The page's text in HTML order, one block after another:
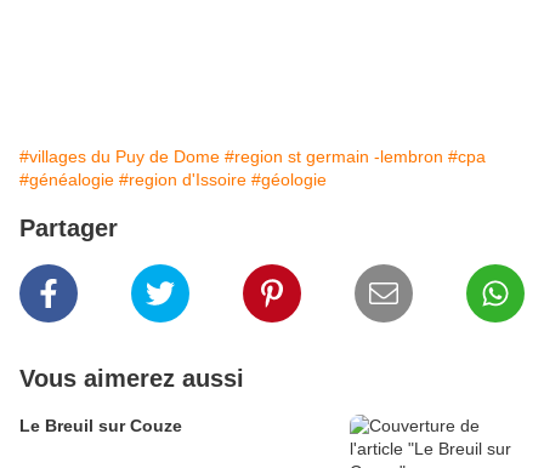
#villages du Puy de Dome #region st germain -lembron #cpa
#généalogie #region d'Issoire #géologie
Partager
Vous aimerez aussi
Le Breuil sur Couze